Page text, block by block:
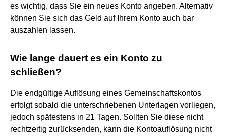
es wichtig, dass Sie ein neues Konto angeben. Alternativ
können Sie sich das Geld auf Ihrem Konto auch bar
auszahlen lassen.
Wie lange dauert es ein Konto zu
schließen?
Die endgültige Auflösung eines Gemeinschaftskontos
erfolgt sobald die unterschriebenen Unterlagen vorliegen,
jedoch spätestens in 21 Tagen. Sollten Sie diese nicht
rechtzeitig zurücksenden, kann die Kontoauflösung nicht